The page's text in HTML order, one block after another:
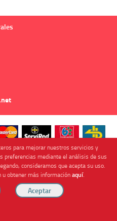
para mejorar nuestros servicios y
preferencias mediante el análisis de sus
consideramos que acepta su uso.
u obtener más informaciónaquí.